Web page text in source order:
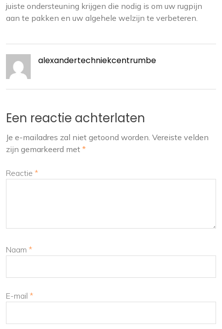
juiste ondersteuning krijgen die nodig is om uw rugpijn
aan te pakken en uw algehele welzijn te verbeteren.
alexandertechniekcentrumbe
Een reactie achterlaten
Je e-mailadres zal niet getoond worden. Vereiste velden
zijn gemarkeerd met *
Reactie *
Naam *
E-mail *